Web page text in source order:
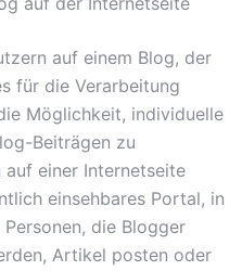
auf einem Blog, der
für die Verarbeitung
Möglichkeit, individuelle
Beiträgen zu
auf einer Internetseite
einsehbares Portal, in
die Blogger
Artikel posten oder